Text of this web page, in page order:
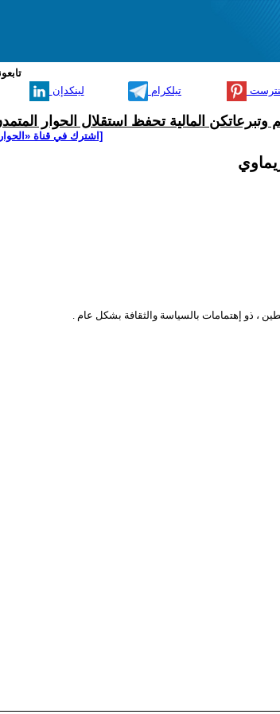
لينكدإن تيلكرام
وتبرعاتكن المالية تحفظ استقلال الحوار
[اشترك في قناة
، ذو إهتمامات بالسياسة والثقافة بشكل عام .